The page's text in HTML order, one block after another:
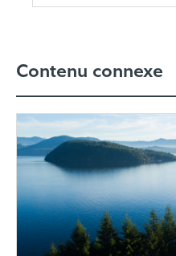
Contenu connexe